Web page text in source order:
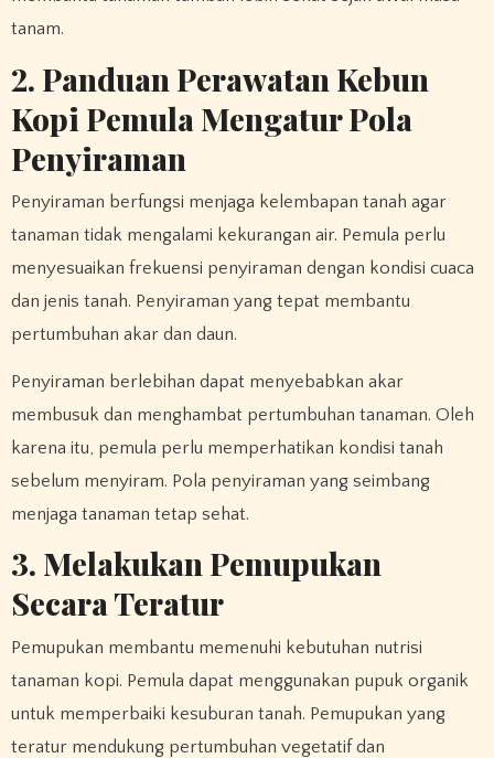
tanam.
2. Panduan Perawatan Kebun
Kopi Pemula Mengatur Pola
Penyiraman
Penyiraman berfungsi menjaga kelembapan tanah agar
tanaman tidak mengalami kekurangan air. Pemula perlu
menyesuaikan frekuensi penyiraman dengan kondisi cuaca
dan jenis tanah. Penyiraman yang tepat membantu
pertumbuhan akar dan daun.
Penyiraman berlebihan dapat menyebabkan akar
membusuk dan menghambat pertumbuhan tanaman. Oleh
karena itu, pemula perlu memperhatikan kondisi tanah
sebelum menyiram. Pola penyiraman yang seimbang
menjaga tanaman tetap sehat.
3. Melakukan Pemupukan
Secara Teratur
Pemupukan membantu memenuhi kebutuhan nutrisi
tanaman kopi. Pemula dapat menggunakan pupuk organik
untuk memperbaiki kesuburan tanah. Pemupukan yang
teratur mendukung pertumbuhan vegetatif dan